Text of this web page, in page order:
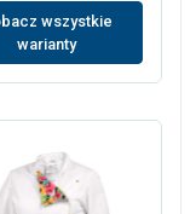
wszystkie
warianty